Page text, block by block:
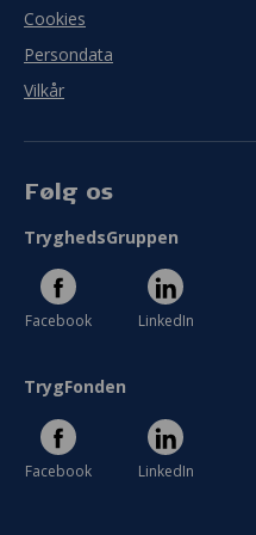
Cookies
Persondata
Vilkår
Følg os
TryghedsGruppen
Facebook LinkedIn
TrygFonden
Facebook LinkedIn